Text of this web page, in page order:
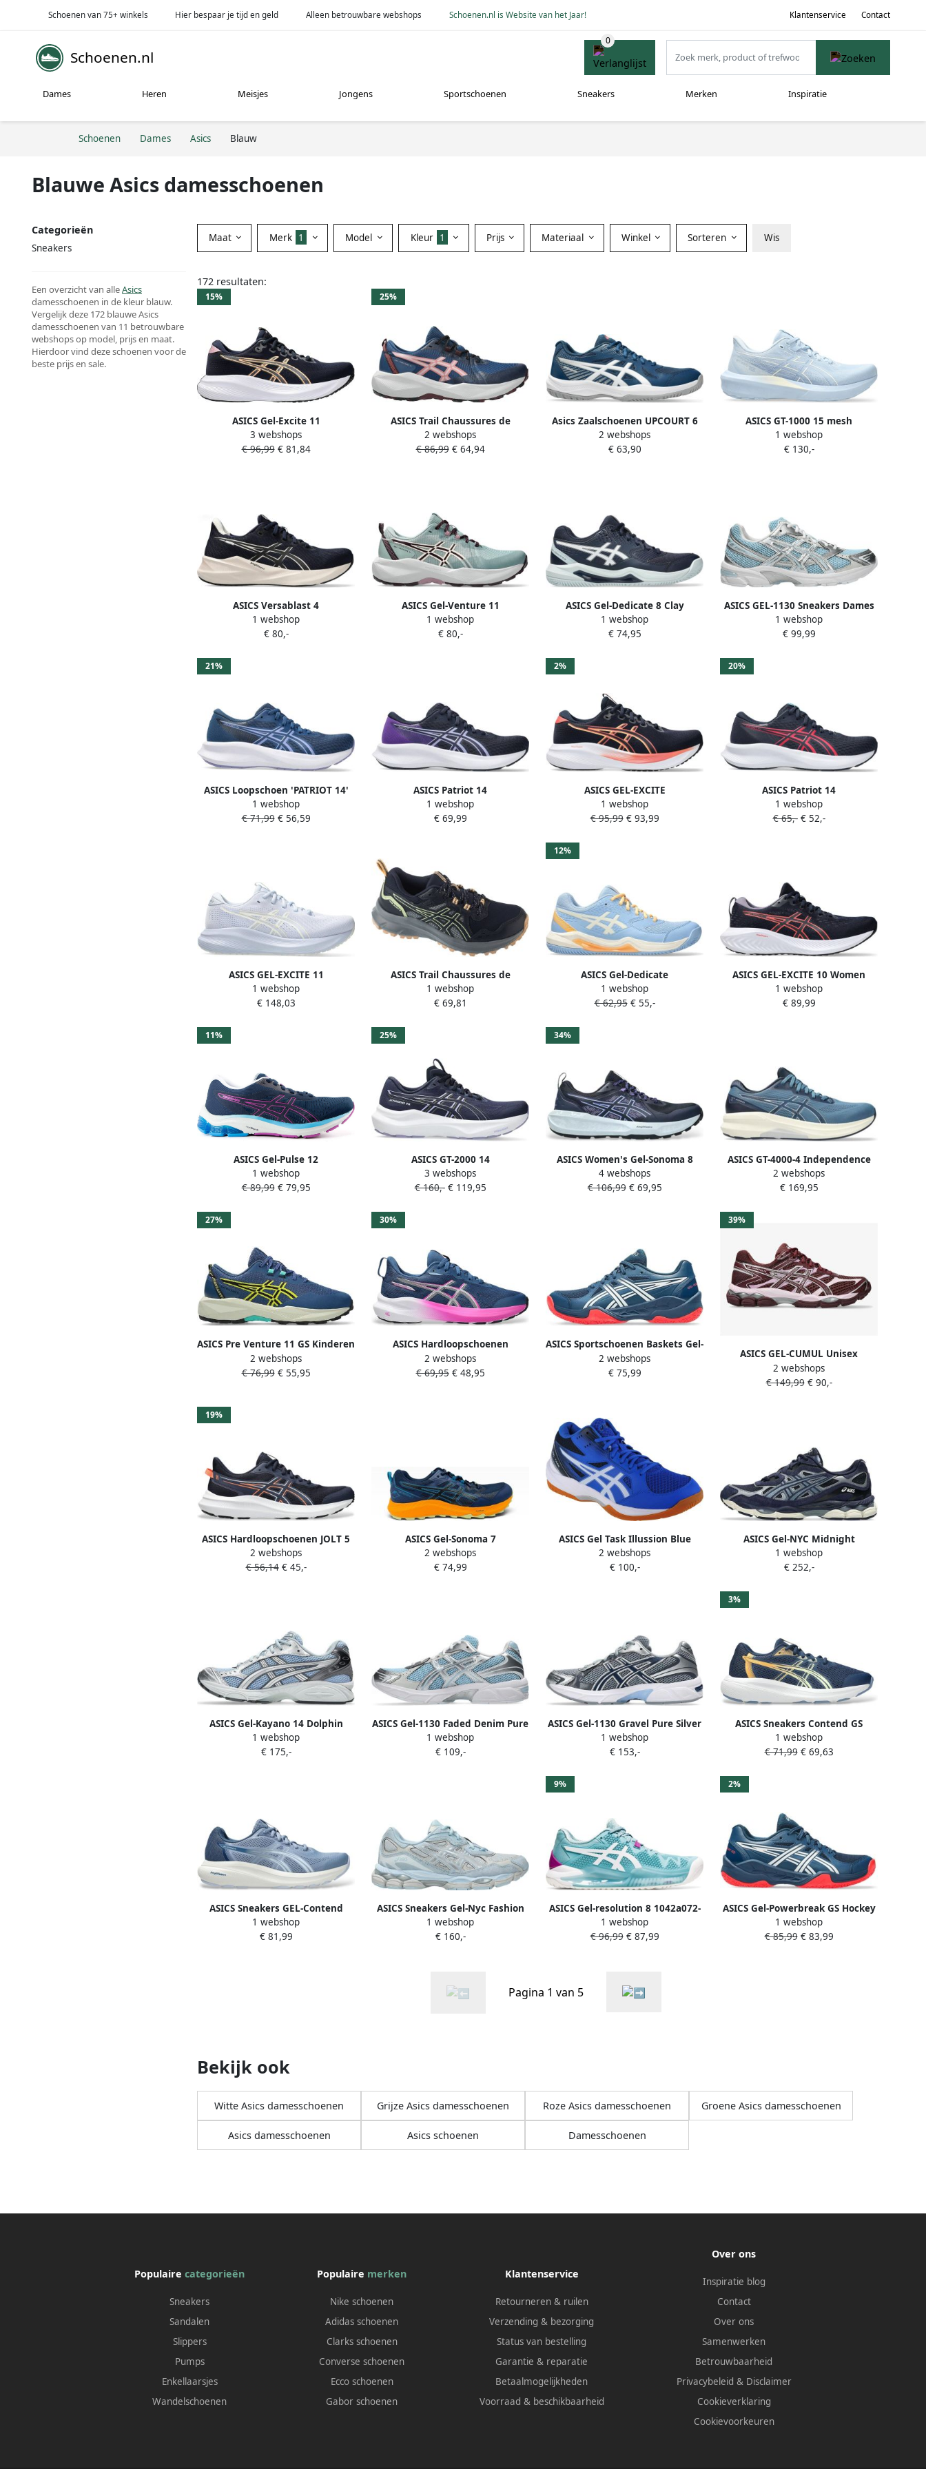
Schoenen van 75+ winkels Hier bespaar je tijd en geld Alleen betrouwbare webshops Schoenen.nl is Website van het Jaar! Klantenservice Contact
Schoenen.nl
Dames Heren Meisjes Jongens Sportschoenen Sneakers Merken Inspiratie
Schoenen Dames Asics Blauw
Blauwe Asics damesschoenen
Categorieën
Sneakers
Een overzicht van alleAsics
damesschoenen in de kleur blauw.
Vergelijk deze 172 blauwe Asics
damesschoenen van 11 betrouwbare
webshops op model, prijs en maat.
Hierdoor vind deze schoenen voor de
beste prijs en sale.
Maat Merk 1 Model Kleur 1 Prijs Materiaal Winkel Sorteren Wis
172 resultaten:
15%
ASICS Gel-Excite 11
hardloopschoenen donkerblauw
paars
3 webshops
€ 96,99€ 81,84
25%
ASICS Trail Chaussures de
running gel-venture 11 bleu
2 webshops
€ 86,99€ 64,94
Asics Zaalschoenen UPCOURT 6
bijzonder geschikt voor handbal
en volleybal
2 webshops
€ 63,90
ASICS GT-1000 15 mesh
hardloopschoenen lichtblauw
1 webshop
€ 130,-
ASICS Versablast 4
hardloopschoenen donkerblauw
1 webshop
€ 80,-
ASICS Gel-Venture 11
hardloopschoenen lichtblauw
1 webshop
€ 80,-
ASICS Gel-Dedicate 8 Clay
Tennisschoenen dames
Donkerblauw
1 webshop
€ 74,95
ASICS GEL-1130 Sneakers Dames
Blauw Mesh Synthetisch
1 webshop
€ 99,99
21%
ASICS Loopschoen 'PATRIOT 14'
nachtblauw lichtblauw
1 webshop
€ 71,99€ 56,59
ASICS Patriot 14
hardloopschoenen donkerblauw
paars
1 webshop
€ 69,99
2%
ASICS GEL-EXCITE
hardloopschoenen donkerblauw
roze
1 webshop
€ 95,99€ 93,99
20%
ASICS Patriot 14
hardloopschoenen donkerblauw
fuchsia
1 webshop
€ 65,-€ 52,-
ASICS GEL-EXCITE 11
hardloopschoenen lichtblauw
ecru
1 webshop
€ 148,03
ASICS Trail Chaussures de
running Trail Scout 3 mousse EVA
résiliente
1 webshop
€ 69,81
12%
ASICS Gel-Dedicate
padelschoenen lichtblauw ecru
oranje
1 webshop
€ 62,95€ 55,-
ASICS GEL-EXCITE 10 Women
Midnight Coral Reef Hardlopen
1 webshop
€ 89,99
11%
ASICS Gel-Pulse 12
hardloopschoenen donkerblauw
roze blauw
1 webshop
€ 89,99€ 79,95
25%
ASICS GT-2000 14
Hardloopschoenen dames
Donkerblauw
3 webshops
€ 160,-€ 119,95
34%
ASICS Women's Gel-Sonoma 8
Trailrunningschoenen grijs blauw
4 webshops
€ 106,99€ 69,95
ASICS GT-4000-4 Independence
Blue Energy Aqua
2 webshops
€ 169,95
27%
ASICS Pre Venture 11 GS Kinderen
2 webshops
€ 76,99€ 55,95
30%
ASICS Hardloopschoenen
Chaussures de running gt-1000
14 gs maille respirante
2 webshops
€ 69,95€ 48,95
ASICS Sportschoenen Baskets Gel-
Powerbreak GS maille respirante
2 webshops
€ 75,99
39%
ASICS GEL-CUMUL Unisex
Sneakers (1203A733-600)
Bordeaux Burgundy met Roze
2 webshops
€ 149,99€ 90,-
19%
ASICS Hardloopschoenen JOLT 5
2 webshops
€ 56,14€ 45,-
ASICS Gel-Sonoma 7
Trailrunningschoenen blauw
2 webshops
€ 74,99
ASICS Gel Task Illussion Blue
White Zaalschoen Hockeystick
2 webshops
€ 100,-
ASICS Gel-NYC Midnight
1 webshop
€ 252,-
ASICS Gel-Kayano 14 Dolphin
Grey Pure Silver
1 webshop
€ 175,-
ASICS Gel-1130 Faded Denim Pure
Silver
1 webshop
€ 109,-
ASICS Gel-1130 Gravel Pure Silver
1 webshop
€ 153,-
3%
ASICS Sneakers Contend GS
1 webshop
€ 71,99€ 69,63
ASICS Sneakers GEL-Contend
1 webshop
€ 81,99
ASICS Sneakers Gel-Nyc Fashion
Wear Volwassen
1 webshop
€ 160,-
9%
ASICS Gel-resolution 8 1042a072-
403 Kleur Blauw
1 webshop
€ 96,99€ 87,99
2%
ASICS Gel-Powerbreak GS Hockey
Hockeyschoenen Zaal
1 webshop
€ 85,99€ 83,99
Pagina 1 van 5
Bekijk ook
Witte Asics damesschoenen Grijze Asics damesschoenen Roze Asics damesschoenen Groene Asics damesschoenen
Asics damesschoenen Asics schoenen Damesschoenen
Populairecategorieën
Sneakers
Sandalen
Slippers
Pumps
Enkellaarsjes
Wandelschoenen
Populaire merken
Nike schoenen
Adidas schoenen
Clarks schoenen
Converse schoenen
Ecco schoenen
Gabor schoenen
Klantenservice
Retourneren & ruilen
Verzending & bezorging
Status van bestelling
Garantie & reparatie
Betaalmogelijkheden
Voorraad & beschikbaarheid
Over ons
Inspiratie blog
Contact
Over ons
Samenwerken
Betrouwbaarheid
Privacybeleid & Disclaimer
Cookieverklaring
Cookievoorkeuren